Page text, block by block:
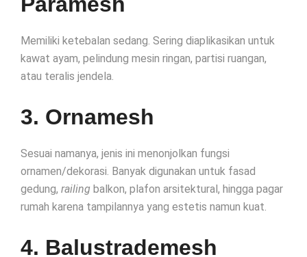
Memiliki ketebalan sedang. Sering diaplikasikan untuk
kawat ayam, pelindung mesin ringan, partisi ruangan,
atau teralis jendela.
3. Ornamesh
Sesuai namanya, jenis ini menonjolkan fungsi
ornamen/dekorasi. Banyak digunakan untuk fasad
gedung, railing balkon, plafon arsitektural, hingga pagar
rumah karena tampilannya yang estetis namun kuat.
4. Balustrademesh